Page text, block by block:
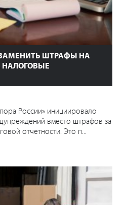
ШТРАФЫ НА
НАЛОГОВЫЕ
России» инициировало
вместо штрафов за
отчетности. Это п...